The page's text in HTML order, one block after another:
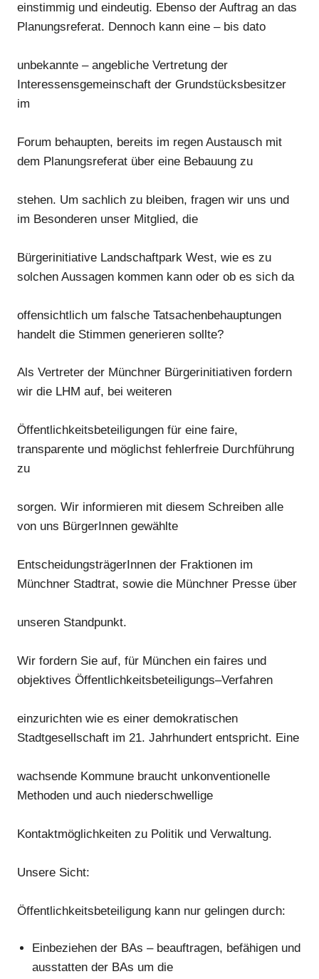
einstimmig und eindeutig. Ebenso der Auftrag an das
Planungsreferat. Dennoch kann eine – bis dato
unbekannte – angebliche Vertretung der
Interessensgemeinschaft der Grundstücksbesitzer
im
Forum behaupten, bereits im regen Austausch mit
dem Planungsreferat über eine Bebauung zu
stehen. Um sachlich zu bleiben, fragen wir uns und
im Besonderen unser Mitglied, die
Bürgerinitiative Landschaftpark West, wie es zu
solchen Aussagen kommen kann oder ob es sich da
offensichtlich um falsche Tatsachenbehauptungen
handelt die Stimmen generieren sollte?
Als Vertreter der Münchner Bürgerinitiativen fordern
wir die LHM auf, bei weiteren
Öffentlichkeitsbeteiligungen für eine faire,
transparente und möglichst fehlerfreie Durchführung
zu
sorgen. Wir informieren mit diesem Schreiben alle
von uns BürgerInnen gewählte
EntscheidungsträgerInnen der Fraktionen im
Münchner Stadtrat, sowie die Münchner Presse über
unseren Standpunkt.
Wir fordern Sie auf, für München ein faires und
objektives Öffentlichkeitsbeteiligungs–Verfahren
einzurichten wie es einer demokratischen
Stadtgesellschaft im 21. Jahrhundert entspricht. Eine
wachsende Kommune braucht unkonventionelle
Methoden und auch niederschwellige
Kontaktmöglichkeiten zu Politik und Verwaltung.
Unsere Sicht:
Öffentlichkeitsbeteiligung kann nur gelingen durch:
Einbeziehen der BAs – beauftragen, befähigen und
ausstatten der BAs um die